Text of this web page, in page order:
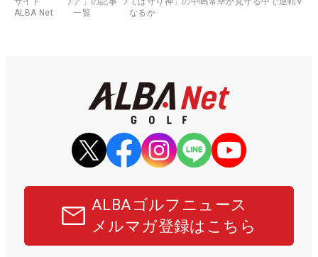
ALBA Net
一覧
なるか
ALBAゴルフニュース
メルマガ登録はこちら